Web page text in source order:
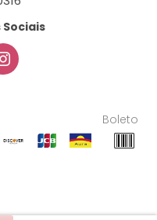
Sociais
Boleto